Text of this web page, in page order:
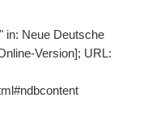
in: Neue Deutsche
Version]; URL: